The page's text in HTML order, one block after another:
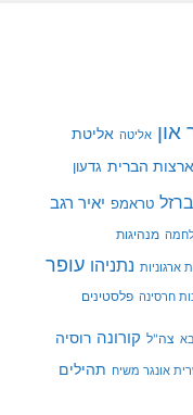
און אליטה אליטת
ארצות הברית גדעון
טראמפ יאיר רגב
מנהיגות
ארגוניות נתניהו עופר
חרסינה פלסטינים
צה"ל קורונה רוסיה
אונגר משיח תהילים